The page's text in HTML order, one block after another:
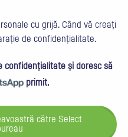
cu grijă. Când vă creați
de confidențialitate.
confidențialitate și doresc să
primit.
către Select